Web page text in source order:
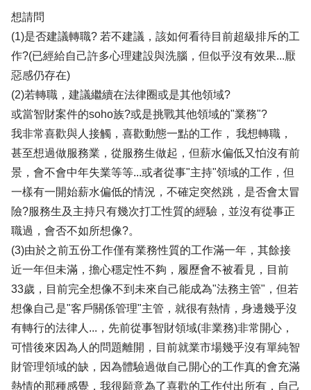
想請問
(1)是否建議轉職? 若不建議，該如何看待目前超級排斥的工
作?(已經給自己許多心理建設與洗腦，但似乎沒有效果...厭
惡感仍存在)
(2)若轉職，建議繼續在法律圈或是其他領域?
或當智財案件的soho族?或是挑戰其他領域的"業務"?
我非常喜歡與人接觸，喜歡動態一點的工作， 我想轉職，
甚至想過做服務業，從服務生做起，但薪水偏低又怕沒有前
景，會不會中年失業等等...或者從事"主持"領域的工作，但
一樣有一開始薪水偏低的情況，不確定突然跳，是否會太冒
險?服務生及主持只有幾次打工性質的經驗，並沒有從事正
職過，會否不如所想像?。
(3)由於之前五份工作僅有業務性質的工作滿一年，其餘接
近一年但未滿，擔心穩定性不夠，履歷會不被看見，目前
33歲，目前完全想像不到未來自己能成為"法務主管"，但若
想像自己是"客戶關係管理"主管，就很有熱情，身邊幾乎沒
有轉行的法律人...，先前從事智財領域(非業務)非常開心，
可惜後來因為人的問題離開，目前就業市場幾乎沒有單純智
財管理領域的缺，因為體驗過做自己開心的工作真的會充滿
熱情的那種感覺，我很願意為了喜歡的工作付出所有，自己